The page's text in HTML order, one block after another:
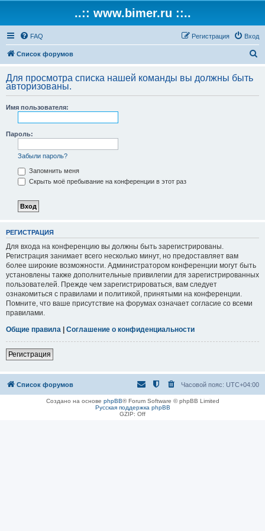
..:: www.bimer.ru ::..
FAQ Вход
Регистрация
Список форумов
с
Для просмотра списка нашей команды вы должны быть
авторизованы.
Имя пользователя:
Пароль:
Забыли пароль?
Запомнить меня
Скрыть моё пребывание на конференции в этот раз
РЕГИСТРАЦИЯ
Для входа на конференцию вы должны быть зарегистрированы.
Регистрация занимает всего несколько минут, но предоставляет вам
более широкие возможности. Администратором конференции могут быть
установлены также дополнительные привилегии для зарегистрированных
пользователей. Прежде чем зарегистрироваться, вам следует
ознакомиться с правилами и политикой, принятыми на конференции.
Помните, что ваше присутствие на форумах означает согласие со всеми
правилами.
Общие правила | Соглашение о конфиденциальности
Регистрация
Список форумов Часовой пояс: UTC+04:00
Создано на основе phpBB® Forum Software © phpBB Limited
Русская поддержка phpBB
GZIP: Off